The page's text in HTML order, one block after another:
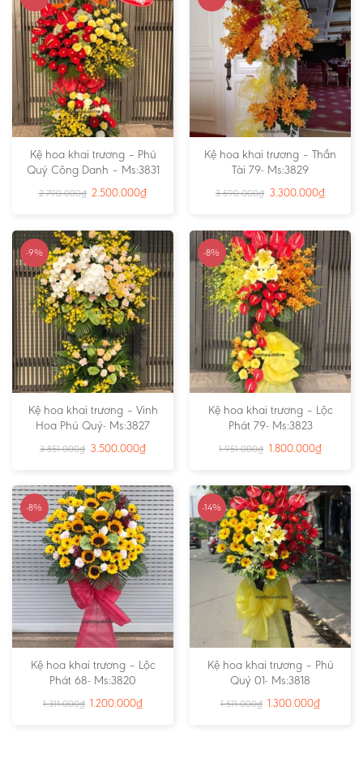
Kệ hoa khai trương – Phú
Quý Công Danh – Ms:3831
2.790.000₫ 2.500.000₫
Kệ hoa khai trương – Thần
Tài 79- Ms:3829
3.590.000₫ 3.300.000₫
-9%
Kệ hoa khai trương – Vinh
Hoa Phú Quý- Ms:3827
3.851.000₫ 3.500.000₫
-8%
Kệ hoa khai trương – Lộc
Phát 79- Ms:3823
1.951.000₫ 1.800.000₫
-8%
Kệ hoa khai trương – Lộc
Phát 68- Ms:3820
1.311.000₫ 1.200.000₫
-14%
Kệ hoa khai trương – Phú
Quý 01- Ms:3818
1.511.000₫ 1.300.000₫